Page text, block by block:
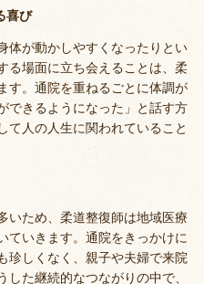
喜び
体が動かしやすくなったりとい
る場面に立ち会えることは、柔
す。通院を重ねるごとに体調が
できるようになった」と話す方
て人の人生に関われていること
いため、柔道整復師は地域医療
ていきます。通院をきっかけに
珍しくなく、親子や夫婦で来院
た継続的なつながりの中で、